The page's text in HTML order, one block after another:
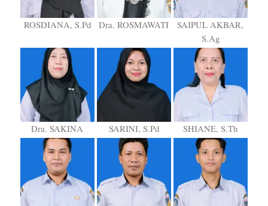
ROSDIANA, S.Pd Dra. ROSMAWATI
SAIPUL AKBAR,
S.Ag
Dra. SAKINA SARINI, S.Pd SHIANE, S.Th